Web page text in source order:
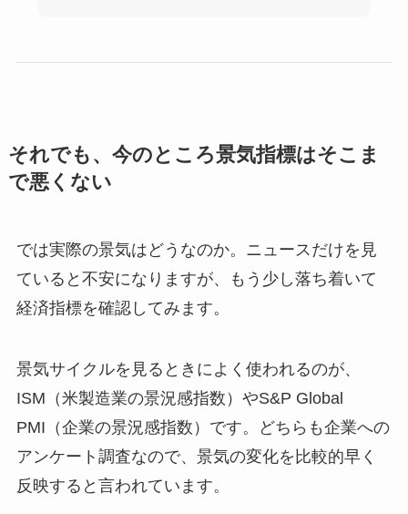
それでも、今のところ景気指標はそこま
で悪くない
では実際の景気はどうなのか。ニュースだけを見
ていると不安になりますが、もう少し落ち着いて
経済指標を確認してみます。
景気サイクルを見るときによく使われるのが、
ISM（米製造業の景況感指数）やS&P Global
PMI（企業の景況感指数）です。どちらも企業への
アンケート調査なので、景気の変化を比較的早く
反映すると言われています。